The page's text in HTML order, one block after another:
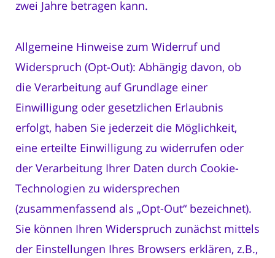
zwei Jahre betragen kann.
Allgemeine Hinweise zum Widerruf und
Widerspruch (Opt-Out): Abhängig davon, ob
die Verarbeitung auf Grundlage einer
Einwilligung oder gesetzlichen Erlaubnis
erfolgt, haben Sie jederzeit die Möglichkeit,
eine erteilte Einwilligung zu widerrufen oder
der Verarbeitung Ihrer Daten durch Cookie-
Technologien zu widersprechen
(zusammenfassend als „Opt-Out“ bezeichnet).
Sie können Ihren Widerspruch zunächst mittels
der Einstellungen Ihres Browsers erklären, z.B.,